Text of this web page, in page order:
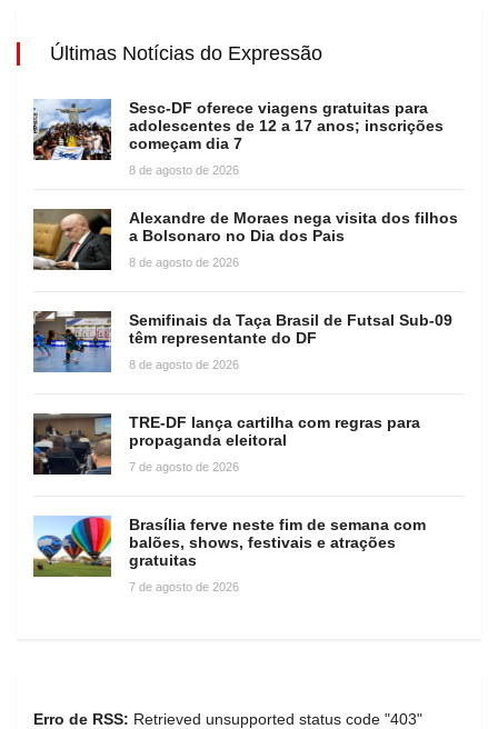
Últimas Notícias do Expressão
Sesc-DF oferece viagens gratuitas para
adolescentes de 12 a 17 anos; inscrições
começam dia 7
8 de agosto de 2026
Alexandre de Moraes nega visita dos filhos
a Bolsonaro no Dia dos Pais
8 de agosto de 2026
Semifinais da Taça Brasil de Futsal Sub-09
têm representante do DF
8 de agosto de 2026
TRE-DF lança cartilha com regras para
propaganda eleitoral
7 de agosto de 2026
Brasília ferve neste fim de semana com
balões, shows, festivais e atrações
gratuitas
7 de agosto de 2026
Erro de RSS: Retrieved unsupported status code "403"